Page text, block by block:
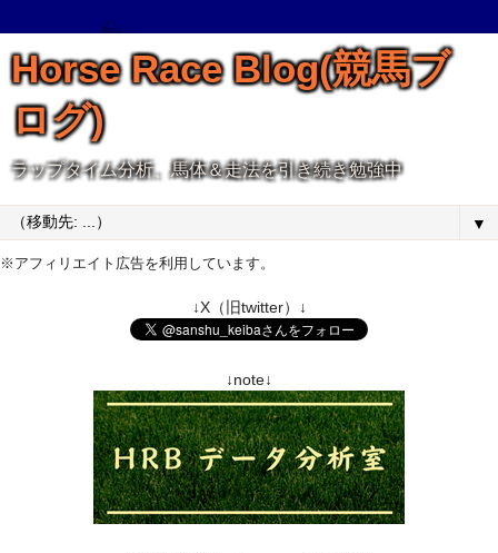
Horse Race Blog(競馬ブ
ログ)
ラップタイム分析、馬体＆走法を引き続き勉強中
▼
※アフィリエイト広告を利用しています。
↓X（旧twitter）↓
↓note↓